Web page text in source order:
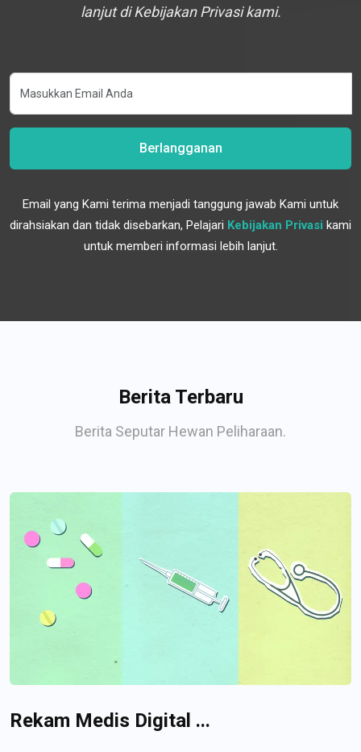
lanjut di Kebijakan Privasi kami.
Berlangganan
Email yang Kami terima menjadi tanggung jawab Kami untuk
dirahsiakan dan tidak disebarkan, Pelajari Kebijakan Privasi kami
untuk memberi informasi lebih lanjut.
Berita Terbaru
Berita Seputar Hewan Peliharaan.
Rekam Medis Digital ...